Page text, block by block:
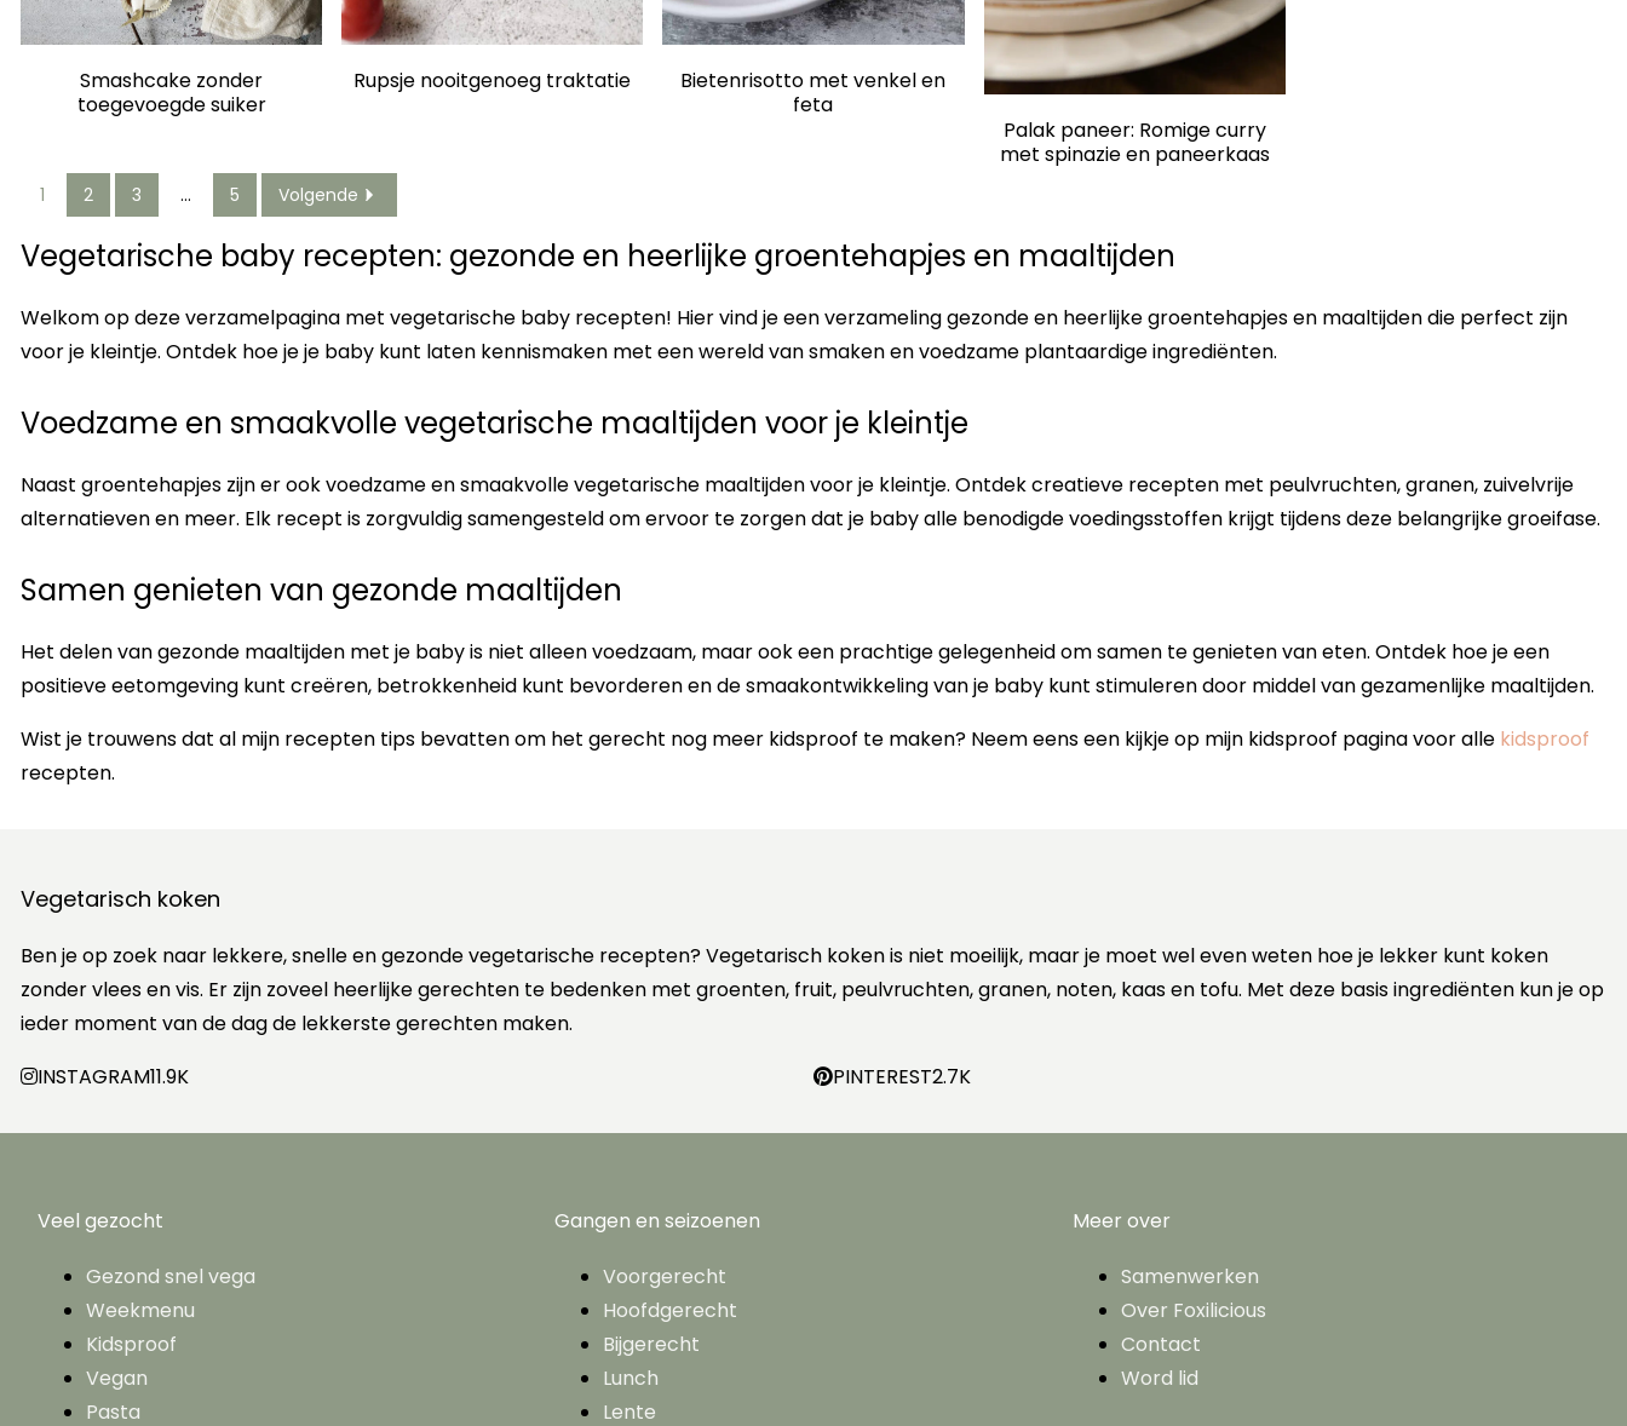
Smashcake zonder
toegevoegde suiker
Rupsje nooitgenoeg traktatie
Bietenrisotto met venkel en
feta
Palak paneer: Romige curry
met spinazie en paneerkaas
1 2 3 … 5 Volgende
Vegetarische baby recepten: gezonde en heerlijke groentehapjes en maaltijden
Welkom op deze verzamelpagina met vegetarische baby recepten! Hier vind je een verzameling gezonde en heerlijke groentehapjes en maaltijden die perfect zijn
voor je kleintje. Ontdek hoe je je baby kunt laten kennismaken met een wereld van smaken en voedzame plantaardige ingrediënten.
Voedzame en smaakvolle vegetarische maaltijden voor je kleintje
Naast groentehapjes zijn er ook voedzame en smaakvolle vegetarische maaltijden voor je kleintje. Ontdek creatieve recepten met peulvruchten, granen, zuivelvrije
alternatieven en meer. Elk recept is zorgvuldig samengesteld om ervoor te zorgen dat je baby alle benodigde voedingsstoffen krijgt tijdens deze belangrijke groeifase.
Samen genieten van gezonde maaltijden
Het delen van gezonde maaltijden met je baby is niet alleen voedzaam, maar ook een prachtige gelegenheid om samen te genieten van eten. Ontdek hoe je een
positieve eetomgeving kunt creëren, betrokkenheid kunt bevorderen en de smaakontwikkeling van je baby kunt stimuleren door middel van gezamenlijke maaltijden.
Wist je trouwens dat al mijn recepten tips bevatten om het gerecht nog meer kidsproof te maken? Neem eens een kijkje op mijn kidsproof pagina voor alle kidsproof
recepten.
Vegetarisch koken
Ben je op zoek naar lekkere, snelle en gezonde vegetarische recepten? Vegetarisch koken is niet moeilijk, maar je moet wel even weten hoe je lekker kunt koken
zonder vlees en vis. Er zijn zoveel heerlijke gerechten te bedenken met groenten, fruit, peulvruchten, granen, noten, kaas en tofu. Met deze basis ingrediënten kun je op
ieder moment van de dag de lekkerste gerechten maken.
INSTAGRAM11.9K PINTEREST2.7K
Veel gezocht
Gezond snel vega
Weekmenu
Kidsproof
Vegan
Pasta
Gangen en seizoenen
Voorgerecht
Hoofdgerecht
Bijgerecht
Lunch
Lente
Meer over
Samenwerken
Over Foxilicious
Contact
Word lid